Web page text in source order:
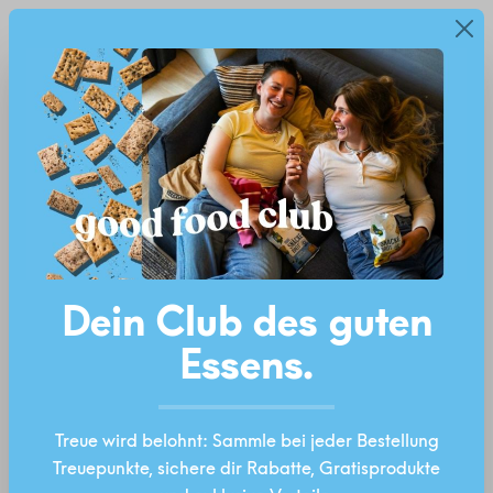
Ab 40 Euro Versandkostenfrei!*
Bildergalerie überspringen
Dein Club des guten
Essens.
Treue wird belohnt: Sammle bei jeder Bestellung
Treuepunkte, sichere dir Rabatte, Gratisprodukte
bestmögliche Erfahrung bieten zu können.Mehr
Informationen ...
Einstellungen
Technisch erforderlich
Statistiken
Marketing
Komfortfunktionen
ALLE COOKIES AKZEPTIEREN